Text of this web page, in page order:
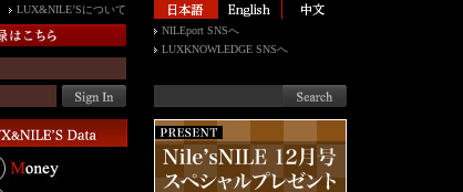
LUX&NILE’Sについて
NILEport SNSへ
LUXKNOWLEDGE SNSへ